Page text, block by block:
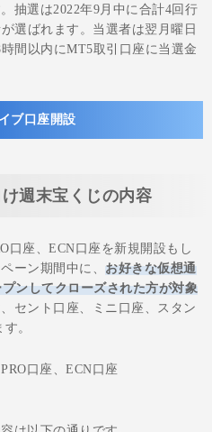
抽選は2022年9月中に合計4回行
選ばれます。当選者は翌月曜日
間以内にMT5取引口座に当選金
ブ口座開設
週末宝くじの内容
口座、ECN口座を新規開設もし
ーン期間中に、 お好きな仮想通
ンしてクローズされた方が対象
セント口座、ミニ口座、スタン
。
口座、ECN口座